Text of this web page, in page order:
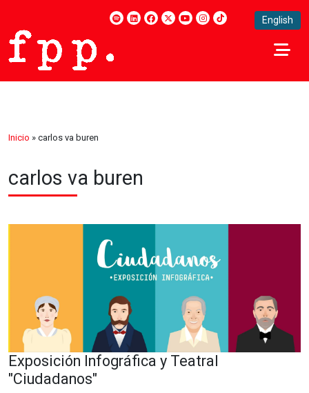
English
Inicio » carlos va buren
carlos va buren
Exposición Infográfica y Teatral
"Ciudadanos"